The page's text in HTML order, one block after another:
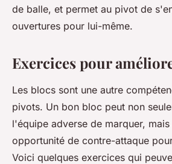
de balle, et permet au pivot de
ouvertures pour lui-même.
Exercices pour
Les blocs sont une autre
pivots. Un bon bloc peut non
l'équipe adverse de marquer,
opportunité de contre-attaque
Voici quelques exercices qui